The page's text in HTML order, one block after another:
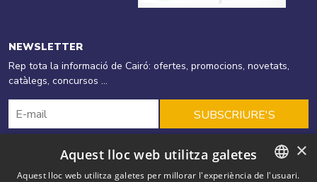
Cairó Productes
Energies Renovables
NEWSLETTER
Rep tota la informació de Cairó: ofertes, promocions, novetats,
catàlegs, concursos ...
SUBSCRIURE'S
×
Aquest lloc web utilitza galetes
Aquest lloc web utilitza galetes per millorar l'experiència de l'usuari.